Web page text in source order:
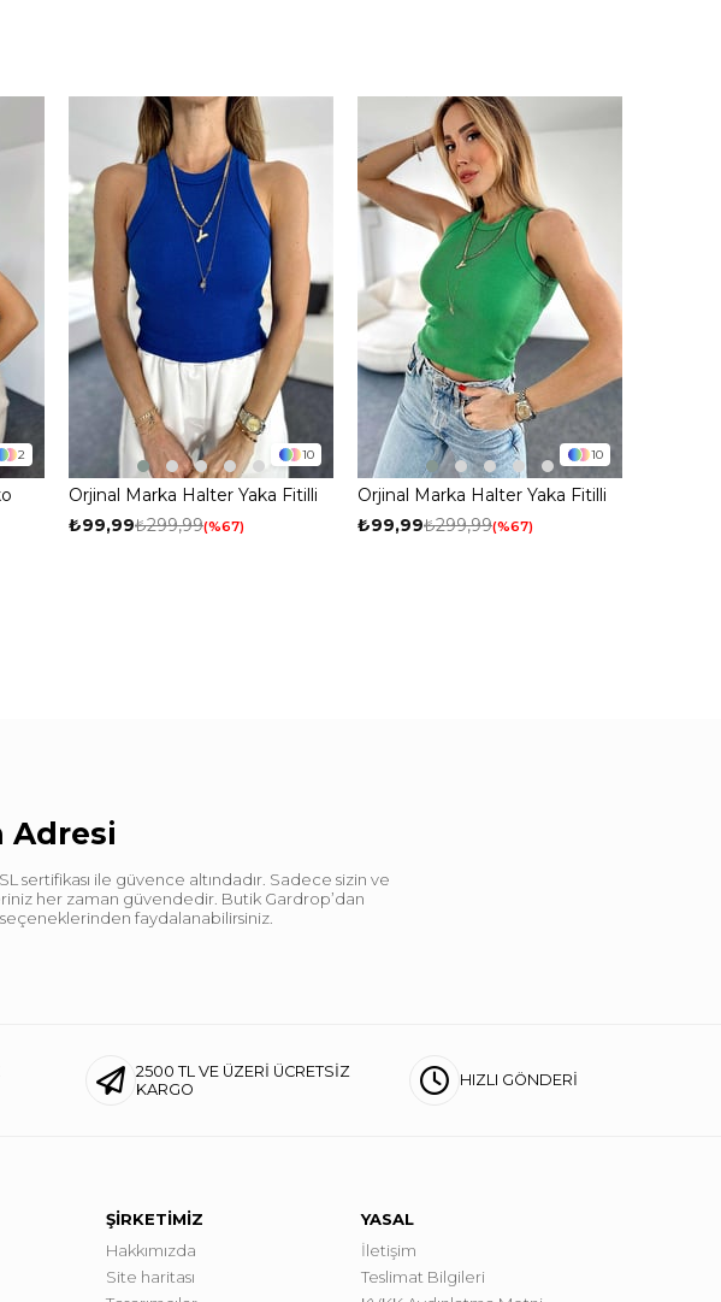
2 10
Orjinal Marka Halter Yaka Fitilli
Atlet Mavi
₺99,99₺299,99 %67
10
Orjinal Marka Halter Yaka Fitilli
Atlet Yeşil
₺99,99₺299,99 %67
Adresi
sertifikası ile güvence altındadır. Sadece sizin ve
her zaman güvendedir. Butik Gardrop’dan
faydalanabilirsiniz.
2500 TL VE ÜZERİ ÜCRETSİZ
KARGO
HIZLI GÖNDERİ
ŞİRKETİMİZ
Hakkımızda
Site haritası
YASAL
İletişim
Teslimat Bilgileri